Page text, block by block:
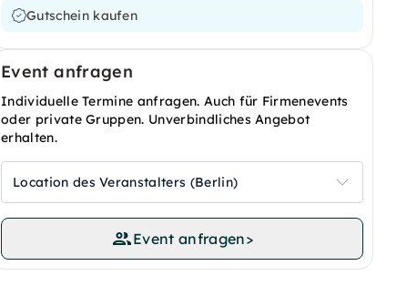
Gutschein kaufen
Event anfragen
Individuelle Termine anfragen. Auch für Firmenevents
oder private Gruppen. Unverbindliches Angebot
erhalten.
Location des Veranstalters (Berlin)
Event anfragen>